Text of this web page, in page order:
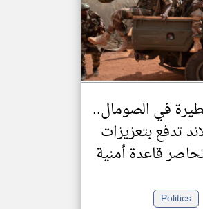
تغيير الدولة
مصادر الأخبار من الصومال
اخبار الصومال على مدار الساعة
أهم اخبار الصومال العاجلة والمباشرة
في الصومال..
تدفع بتعزيزات
قاعدة أمنية
Politics
klyoum.com